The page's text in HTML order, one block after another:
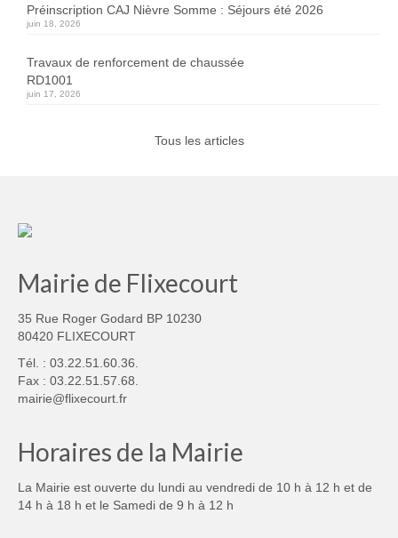
Préinscription CAJ Nièvre Somme : Séjours été 2026
juin 18, 2026
Travaux de renforcement de chaussée
RD1001
juin 17, 2026
Tous les articles
Mairie de Flixecourt
35 Rue Roger Godard BP 10230
80420 FLIXECOURT
Tél. : 03.22.51.60.36.
Fax : 03.22.51.57.68.
mairie@flixecourt.fr
Horaires de la Mairie
La Mairie est ouverte du lundi au vendredi de 10 h à 12 h et de
14 h à 18 h et le Samedi de 9 h à 12 h